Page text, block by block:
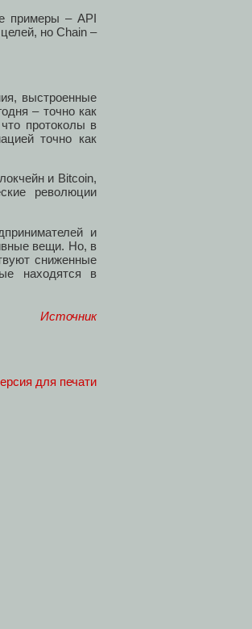
примеры – API
но Chain –
выстроенные
– точно как
протоколы в
точно как
и Bitcoin,
революции
и
вещи. Но, в
сниженные
находятся в
Источник
для печати